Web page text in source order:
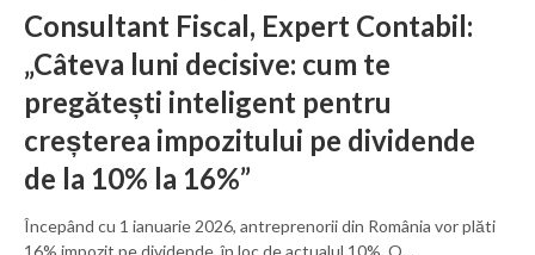
Consultant Fiscal, Expert Contabil:
„Câteva luni decisive: cum te
pregătești inteligent pentru
creșterea impozitului pe dividende
de la 10% la 16%”
Începând cu 1 ianuarie 2026, antreprenorii din România vor plăti
16% impozit pe dividende, în loc de actualul 10%. O…